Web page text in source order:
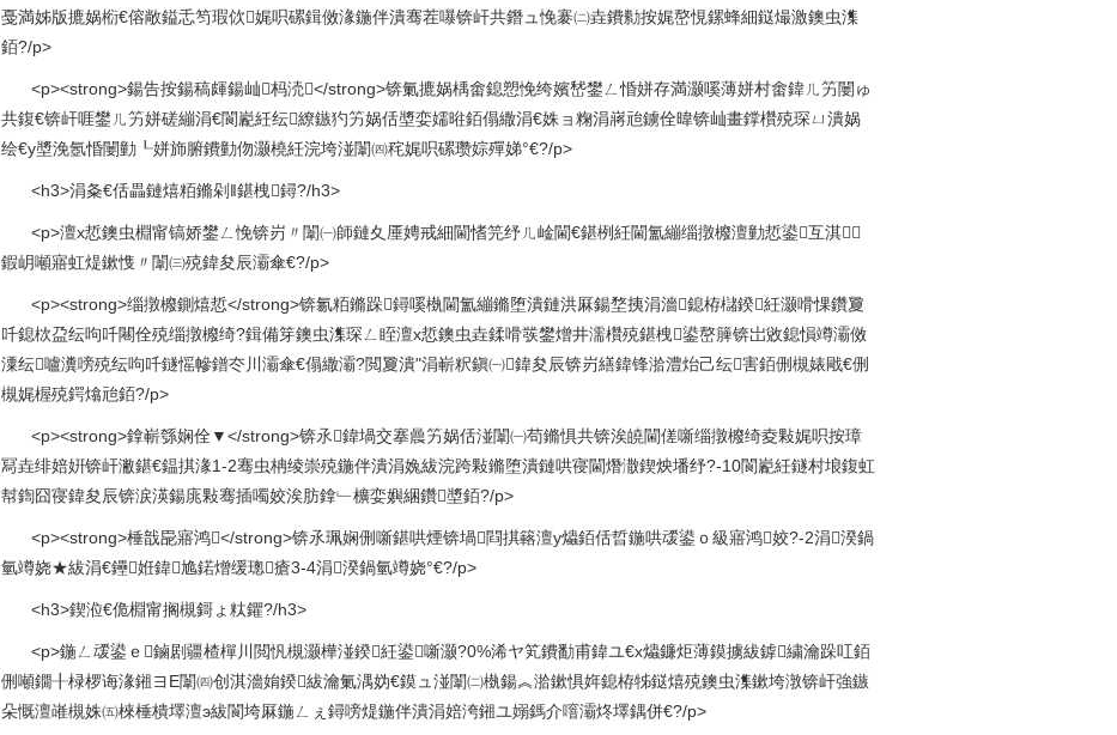
戞満姊版摝娲椼€傛敞鎰忎笉瑕佽娓呮磥鍓傚湪鍦伴潰骞茬嚗锛屽共鐕ュ悗褰㈡垚鐨勬按娓嶅悓鏍蜂細鎹熶激鐭虫潗
銆?/p>
<p><strong>鍚告按鍚稿皹鍚屾杩涜</strong>锛氭摝娲楀畬鎴愬悗绔嬪嵆鐢ㄥ惛姘存満灏嗘薄姘村畬鍏ㄦ竻闄ゅ
共鍑€锛屽啀鐢ㄦ竻姘磋繃涓€閬嶏紝纭繚鏃犳竻娲佸墏娈嬬暀銆傝繖涓€姝ョ粷涓嶈兘鐪佺暐锛屾畫鐣欑殑琛ㄩ潰娲
绘€у墏浼氬惛闄勭┖姘斾腑鐨勭伆灏橈紝浣垮湴闈㈣秺娓呮磥瓒婃殫娣°€?/p>
<h3>涓夈€佸畾鏈熺粨鏅剁‖鍖栧鐞?/h3>
<p>澶х悊鐭虫棩甯镐娇鐢ㄥ悗锛岃〃闈㈠師鏈夊厜娉戒細閫愭笎纾ㄦ崯閫€鍖栵紝閫氳繃缁撴櫠澶勭悊鍙互淇
鍜岄噸寤虹煶鏉愯〃闈㈢殑鍏夋辰灞傘€?/p>
<p><strong>缁撴櫠鍘熺悊</strong>锛氱粨鏅跺鐞嗘槸閫氳繃鏅堕潰鏈洪厤鍚堥挗涓濇鎴栫櫧鍨紝灏嗗惈鑽夐
吀鎴栨盁纭呴吀闀佺殑缁撴櫠绮?鍓備笌鐭虫潗琛ㄥ眰澶х悊鐭虫垚鍒嗗彂鐢熷井濡欑殑鍖栧鍙嶅簲锛岀敓鎴愪竴灞傚
潥纭嚧瀵嗙殑纭呴吀鐩愮幓鐠冭川灞傘€傝繖灞?閲夐潰"涓嶄粎鎭㈠鍏夋辰锛岃繕鍏锋湁澧炲己纭害銆侀槻婊戙€侀
槻娓楃殑鍔熻兘銆?/p>
<p><strong>鎿嶄綔娴佺▼</strong>锛氶鍏堝交搴曟竻娲佸湴闈㈠苟鏅惧共锛涘皢閫傞噺缁撴櫠绮夌敤娓呮按璋
冩垚绯婄姸锛屽潎鍖€鎾掑湪1-2骞虫柟绫崇殑鍦伴潰涓婏紱浣跨敤鏅堕潰鏈哄寑閫熸潵鍥炴墦纾?-10閬嶏紝鐩村埌鍑虹
幇鍧囧寑鍏夋辰锛涙渶鍚庣敤骞插噣姣涘肪鎿﹂櫎娈嬩綑鑽墏銆?/p>
<p><strong>棰戠巼寤鸿</strong>锛氶珮娴侀噺鍖哄煙锛堝閰掑簵澶у爞銆佸晢鍦哄叆鍙ｏ級寤鸿姣?-2涓湀鍋
氫竴娆★紱涓€鑸姙鍏尯鍩熷缓璁瘡3-4涓湀鍋氫竴娆°€?/p>
<h3>鍥涖€佹棩甯搁槻鎶ょ粏鑺?/h3>
<p>鍦ㄥ叆鍙ｅ鏀剧疆楂樿川閲忛槻灏樺湴鍨紝鍙噺灏?0%浠ヤ笂鐨勫甫鍏ユ€х爞鐮炬薄鏌擄紱鎼繍瀹跺叿銆
侀噸鐗╂椂椤诲湪鎺ヨЕ闈㈣创淇濇姢鍨紱瀹氭湡妫€鏌ュ湴闈㈡槸鍚︽湁鏉惧姩鎴栫牬鎹熺殑鐭虫潗鏉垮潡锛屽強鏃
朵慨澶嶉槻姝㈤棶棰樻墿澶э紱閬垮厤鍦ㄥぇ鐞嗙煶鍦伴潰涓婄洿鎺ユ嫋鎷介噾灞炵墿鍝併€?/p>